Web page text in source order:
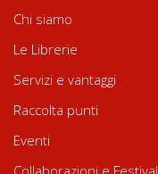
Chi siamo
Le Librerie
Servizi e vantaggi
Raccolta punti
Eventi